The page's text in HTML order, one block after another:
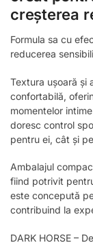
creșterea
Formula sa cu
reducerea
Textura ușoară și
confortabilă,
momentelor
doresc control
pentru ei, cât și
Ambalajul
fiind potrivit
este concepută
contribuind la
DARK HORSE –